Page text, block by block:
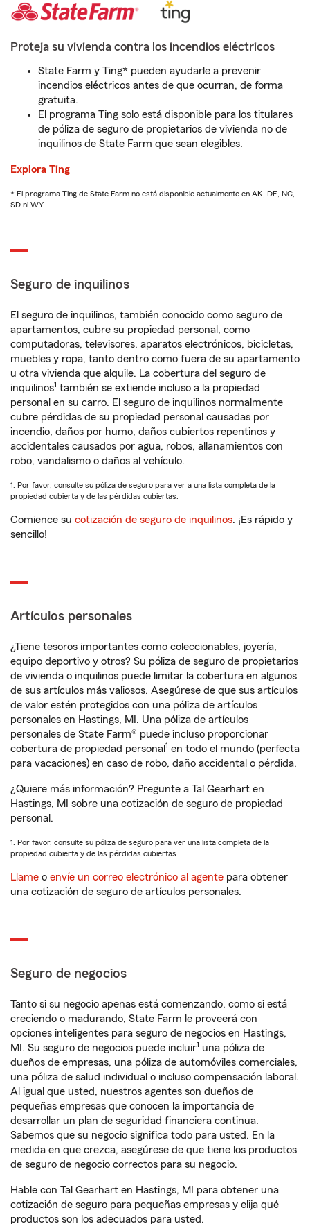
Proteja su vivienda contra los incendios eléctricos
State Farm y Ting* pueden ayudarle a prevenir
incendios eléctricos antes de que ocurran, de forma
gratuita.
El programa Ting solo está disponible para los titulares
de póliza de seguro de propietarios de vivienda no de
inquilinos de State Farm que sean elegibles.
Explora Ting
* El programa Ting de State Farm no está disponible actualmente en AK, DE, NC,
SD ni WY
Seguro de inquilinos
El seguro de inquilinos, también conocido como seguro de
apartamentos, cubre su propiedad personal, como
computadoras, televisores, aparatos electrónicos, bicicletas,
muebles y ropa, tanto dentro como fuera de su apartamento
u otra vivienda que alquile. La cobertura del seguro de
inquilinos1 también se extiende incluso a la propiedad
personal en su carro. El seguro de inquilinos normalmente
cubre pérdidas de su propiedad personal causadas por
incendio, daños por humo, daños cubiertos repentinos y
accidentales causados por agua, robos, allanamientos con
robo, vandalismo o daños al vehículo.
1. Por favor, consulte su póliza de seguro para ver a una lista completa de la
propiedad cubierta y de las pérdidas cubiertas.
Comience su cotización de seguro de inquilinos. ¡Es rápido y
sencillo!
Artículos personales
¿Tiene tesoros importantes como coleccionables, joyería,
equipo deportivo y otros? Su póliza de seguro de propietarios
de vivienda o inquilinos puede limitar la cobertura en algunos
de sus artículos más valiosos. Asegúrese de que sus artículos
de valor estén protegidos con una póliza de artículos
personales en Hastings, MI. Una póliza de artículos
personales de State Farm® puede incluso proporcionar
cobertura de propiedad personal 1 en todo el mundo (perfecta
para vacaciones) en caso de robo, daño accidental o pérdida.
¿Quiere más información? Pregunte a Tal Gearhart en
Hastings, MI sobre una cotización de seguro de propiedad
personal.
1. Por favor, consulte su póliza de seguro para ver una lista completa de la
propiedad cubierta y de las pérdidas cubiertas.
Llame o envíe un correo electrónico al agente para obtener
una cotización de seguro de artículos personales.
Seguro de negocios
Tanto si su negocio apenas está comenzando, como si está
creciendo o madurando, State Farm le proveerá con
opciones inteligentes para seguro de negocios en Hastings,
MI. Su seguro de negocios puede incluir1 una póliza de
dueños de empresas, una póliza de automóviles comerciales,
una póliza de salud individual o incluso compensación laboral.
Al igual que usted, nuestros agentes son dueños de
pequeñas empresas que conocen la importancia de
desarrollar un plan de seguridad financiera continua.
Sabemos que su negocio significa todo para usted. En la
medida en que crezca, asegúrese de que tiene los productos
de seguro de negocio correctos para su negocio.
Hable con Tal Gearhart en Hastings, MI para obtener una
cotización de seguro para pequeñas empresas y elija qué
productos son los adecuados para usted.